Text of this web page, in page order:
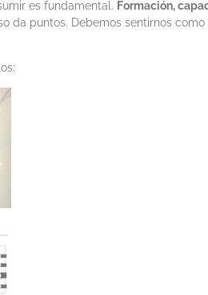
es fundamental. Formación,
da puntos. Debemos sentirnos